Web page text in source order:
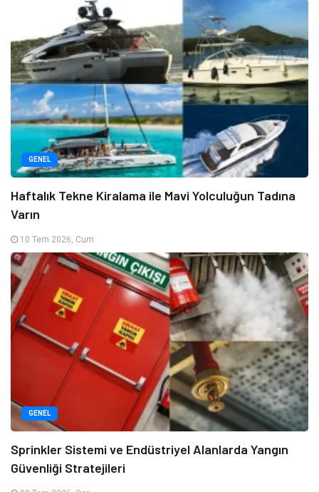
GENEL
Haftalık Tekne Kiralama ile Mavi Yolculuğun Tadına
Varın
10 Tem 2026, Cum
GENEL
Sprinkler Sistemi ve Endüstriyel Alanlarda Yangın
Güvenliği Stratejileri